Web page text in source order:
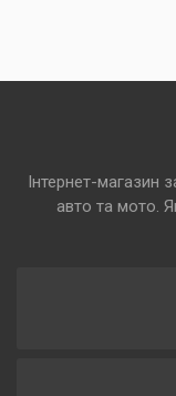
Інтернет-магазин
авто та мото.